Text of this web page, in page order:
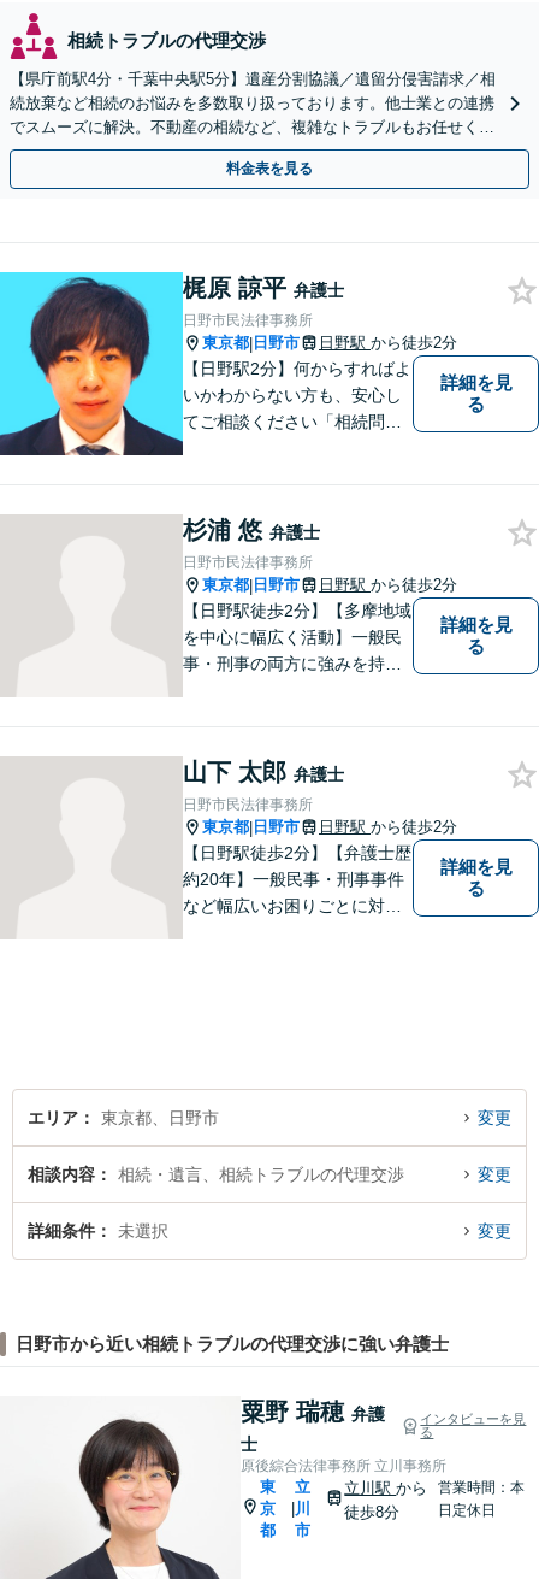
相続トラブルの代理交渉
【県庁前駅4分・千葉中央駅5分】遺産分割協議／遺留分侵害請求／相
続放棄など相続のお悩みを多数取り扱っております。他士業との連携
でスムーズに解決。不動産の相続など、複雑なトラブルもお任せくだ
さい。【初回面談相談30分無料】
料金表を見る
梶原 諒平 弁護士
日野市民法律事務所
東京都| 日野市 日野駅 から徒歩2分
【日野駅2分】何からすればよ
いかわからない方も、安心し
てご相談ください「相続問
ト：誹謗中傷の削除、発信者
情報開示請求、名誉毀損によ
る損害賠償、企業や飲食店の
風評被害対策など」
詳細を見
る
杉浦 悠 弁護士
日野市民法律事務所
東京都| 日野市 日野駅 から徒歩2分
【日野駅徒歩2分】【多摩地域
を中心に幅広く活動】一般民
事・刑事の両方に強みを持つ
です。まずはお気軽にご相談
ください。【子連れ相談OK】
詳細を見
る
山下 太郎 弁護士
日野市民法律事務所
東京都| 日野市 日野駅 から徒歩2分
【日野駅徒歩2分】【弁護士歴
約20年】一般民事・刑事事件
など幅広いお困りごとに対応
詳細を見
る
エリア 東京都、日野市 変更
相談内容 相続・遺言、相続トラブルの代理交渉 変更
詳細条件 未選択 変更
日野市から近い相続トラブルの代理交渉に強い弁護士
粟野 瑞穂 弁護
士
インタビューを見
る
原後綜合法律事務所 立川事務所
東
京
都
立
川
市
立川駅から
徒歩8分
営業時間：本
日定休日